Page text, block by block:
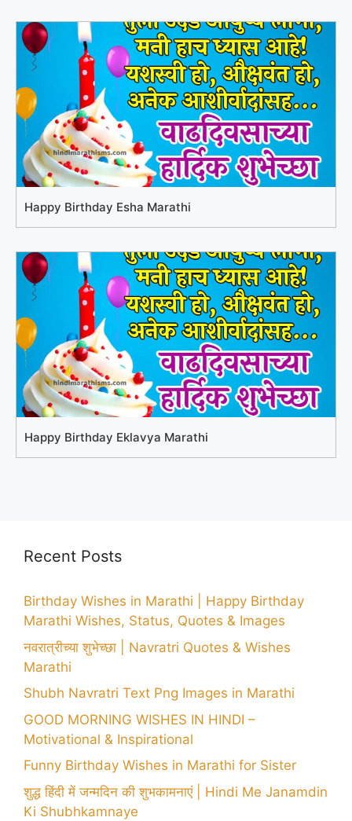
Happy Birthday Esha Marathi
Happy Birthday Eklavya Marathi
Recent Posts
Birthday Wishes in Marathi | Happy Birthday
Marathi Wishes, Status, Quotes & Images
नवरात्रीच्या शुभेच्छा | Navratri Quotes & Wishes
Marathi
Shubh Navratri Text Png Images in Marathi
GOOD MORNING WISHES IN HINDI –
Motivational & Inspirational
Funny Birthday Wishes in Marathi for Sister
शुद्ध हिंदी में जन्मदिन की शुभकामनाएं | Hindi Me Janamdin
Ki Shubhkamnaye